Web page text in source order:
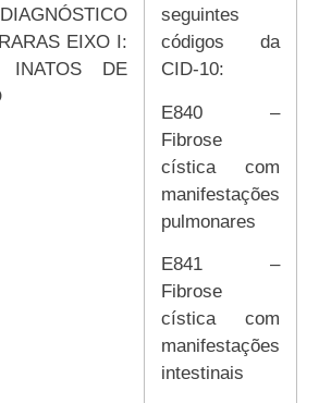
EIXO I:
DE
seguintes
códigos da
CID-10:
E840 –
Fibrose
cística com
manifestações
pulmonares
E841 –
Fibrose
cística com
manifestações
intestinais